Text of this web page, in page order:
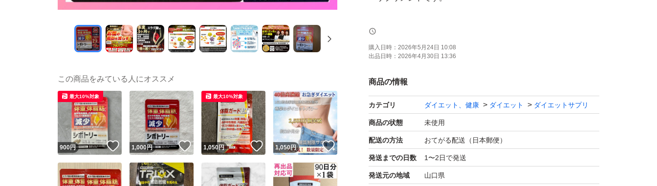
【胃酸に強く、生きて腸まで届く乳酸菌】 有胞子性乳酸菌（W. c
oagulans SANK70258）は生きて腸まで届き、腸内環境を整える
ことで便通を改善する機能が報告されています。腸内で善玉菌
（ビフィズス菌）を増やし、悪玉菌を減少させることで健康的な
【ヒト試験データで実証！3ヶ月で6項目の効果】 シボトリーPRE
MIUMに配合されたエラグ酸は、科学的根拠に基づいたヒト試験
データにより3ヶ月で体重・体脂肪・血中中性脂肪・内臓脂肪・
購入日時： 2026年5月24日 10:08
出品日時： 2026年4月30日 13:36
商品の情報
カテゴリ ダイエット、健康 ダイエット ダイエットサプリ
商品の状態 未使用
配送の方法 おてがる配送（日本郵便）
発送までの日数 1〜2日で発送
発送元の地域 山口県
この商品をみている人にオススメ
900円 いいね！
最大10%対象
1,000円 いいね！
1,050円 いいね！
最大10%対象
1,050円 いいね！